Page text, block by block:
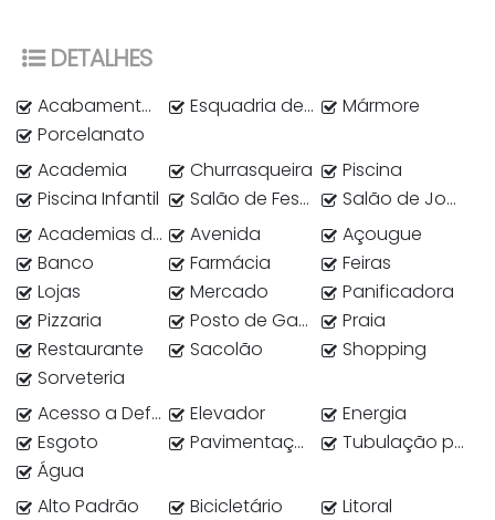
DETALHES
Acabamento em Gesso Esquadria de alumínio
Mármore
Porcelanato
Academia
Churrasqueira
Piscina
Piscina Infantil
Salão de Festas
Salão de Jogos
Academias de ginástica
Avenida
Açougue
Banco
Farmácia
Feiras
Lojas
Mercado
Panificadora
Pizzaria
Posto de Gasolina
Praia
Restaurante
Sacolão
Shopping
Sorveteria
Acesso a Deficientes
Elevador
Energia
Esgoto
Pavimentação
Tubulação para água quente
Água
Alto Padrão
Bicicletário
Litoral